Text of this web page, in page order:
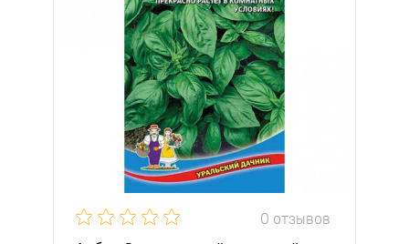
0 отзывов